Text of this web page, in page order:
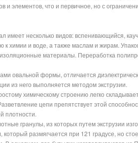
и элементов, что и первичное, но с
имеет несколько видов: вспенивающийся,
к химии и воде, а также маслам и жирам.
материалы. Переработка
овальной формы, отличается
из него выполняется методом экструзии.
химическому строению легко
цепи препятствует этой
плотности.
гранулы, из которых путем экструзии
размягчается при 121 градусе, но